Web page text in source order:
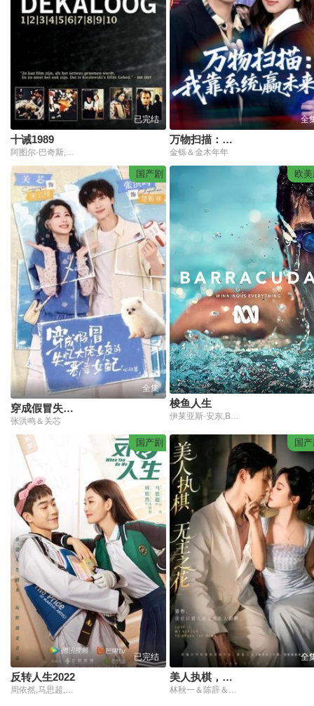
已完结
十诫1989
全
万物扫描：我靠系统赢未来
金铄＆金木年年
国产剧
全集
穿成假冒失忆大佬女友的恶毒女配：心动篇
张洪鸣＆关芯
欧
完
梭鱼人生
伊莱亚斯·安东,Ben Kindon,Imran Adams,Andrew Creer,维多利亚·哈拉拉比多,Rhys Mitchell,马特·纳夫莱,瑞切尔·格里菲斯,Anthony Robb
国产剧
已完结
反转人生2022
周依然,马思超,李川,梁超,吴亚衡,刘园媛,刘金龙,曹恩齐,李明源,郜玄铭,刘凌而,王汀,赵启玥,孔琳
国
全
美人执棋，无主之花
林秋一＆陈辞＆谭昊麒